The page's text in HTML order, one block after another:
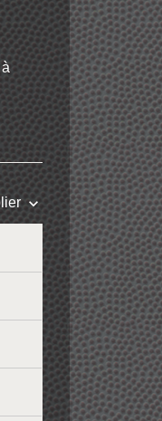
keyboard_arrow_down